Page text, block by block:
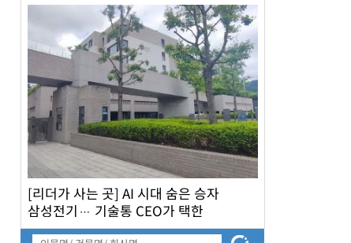
[리더가 사는 곳] AI 시대 숨은 승자
삼성전기… 기술통 CEO가 택한
‘나인원한남’